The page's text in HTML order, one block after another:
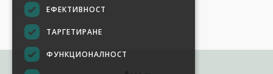
ЕФЕКТИВНОСТ
ТАРГЕТИРАНЕ
ФУНКЦИОНАЛНОСТ